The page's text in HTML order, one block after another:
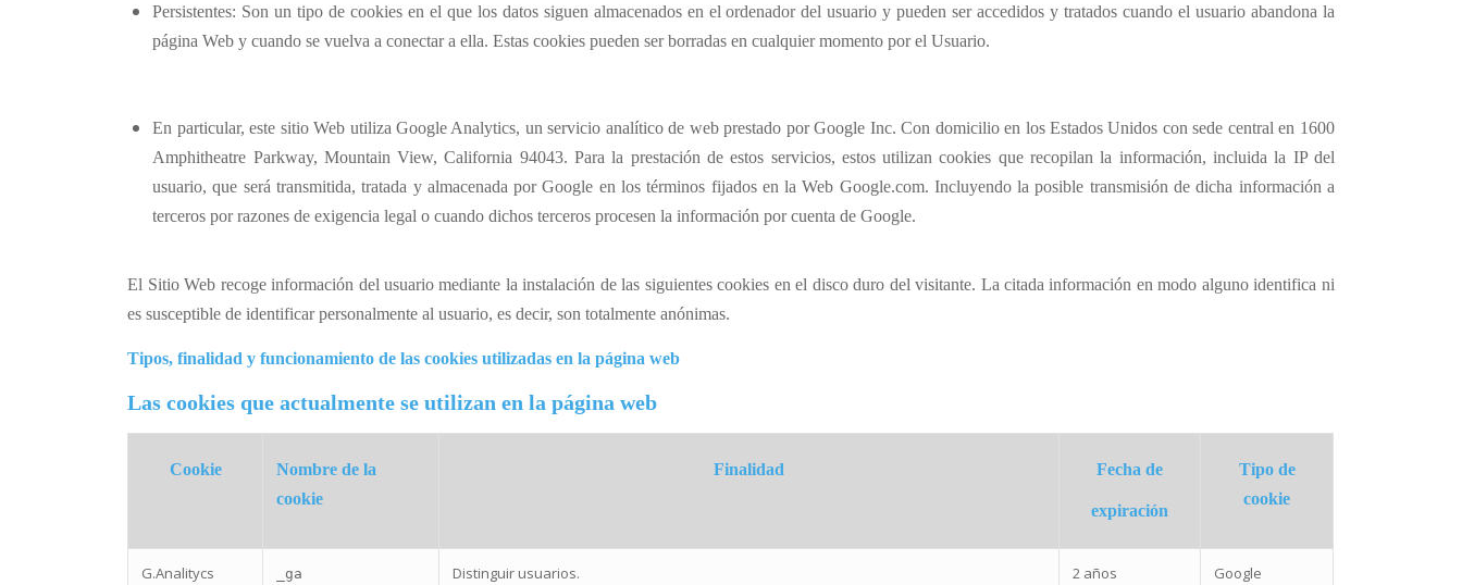
Persistentes: Son un tipo de cookiesen el que los datos siguen almacenados en el ordenador del usuario y pueden ser accedidos y tratados cuando el usuario abandona la
página Web y cuando se vuelva a conectar a ella. Estascookies pueden ser borradas en cualquier momento por el Usuario.
En particular, este sitio Web utiliza Google Analytics, un servicio analítico de web prestado por Google Inc. Con domicilio en los Estados Unidos con sede central en 1600
Amphitheatre Parkway, Mountain View, California 94043. Para la prestación de estos servicios, estos utilizancookies que recopilan la información, incluida la IP del
usuario, que será transmitida, tratada y almacenada por Google en los términos fijados en la Web Google.com. Incluyendo la posible transmisión de dicha información a
terceros por razones de exigencia legal o cuando dichos terceros procesen la información por cuenta de Google.
El Sitio Web recoge información del usuario mediante la instalación de las siguientescookies en el disco duro del visitante. La citada información en modo alguno identifica ni
es susceptible de identificar personalmente al usuario, es decir, son totalmente anónimas.
Tipos, finalidad y funcionamiento de lascookies utilizadas en la página web
Las cookies que actualmente se utilizan en la página web
Cookie
Nombre de la
cookie
Finalidad Fecha de
expiración
Tipo de
cookie
G.Analitycs _ga Distinguir usuarios. 2 años
Google